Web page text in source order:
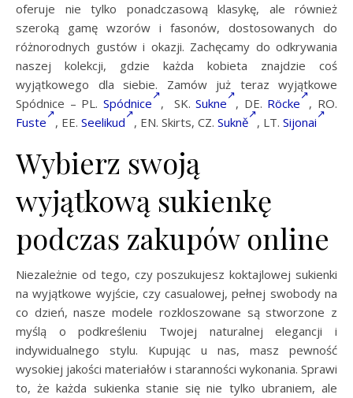
oferuje nie tylko ponadczasową klasykę, ale również
szeroką gamę wzorów i fasonów, dostosowanych do
różnorodnych gustów i okazji. Zachęcamy do odkrywania
naszej kolekcji, gdzie każda kobieta znajdzie coś
wyjątkowego dla siebie. Zamów już teraz wyjątkowe
Spódnice – PL. Spódnice , SK.Sukne , DE. Röcke
, RO.
Fuste
, EE. Seelikud , EN. Skirts, CZ. Sukně , LT. Sijonai
Wybierz swoją
wyjątkową sukienkę
podczas zakupów online
Niezależnie od tego, czy poszukujesz koktajlowej sukienki
na wyjątkowe wyjście, czy casualowej, pełnej swobody na
co dzień, nasze modele rozkloszowane są stworzone z
myślą o podkreśleniu Twojej naturalnej elegancji i
indywidualnego stylu. Kupując u nas, masz pewność
wysokiej jakości materiałów i staranności wykonania. Sprawi
to, że każda sukienka stanie się nie tylko ubraniem, ale